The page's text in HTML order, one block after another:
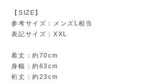
【SIZE】
参考サイズ：メンズL相当
表記サイズ：XXL
着丈：約70cm
身幅：約63cm
裄丈：約23cm